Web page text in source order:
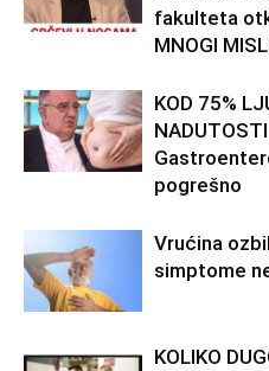
fakulteta
MNOGI
KOD 75%
pogrešno
Vrućina
simptome
KOLIKO